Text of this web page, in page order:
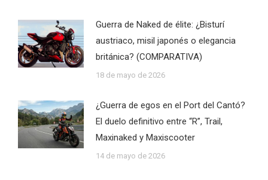
Guerra de Naked de élite: ¿Bisturí
austriaco, misil japonés o elegancia
británica? (COMPARATIVA)
18 de mayo de 2026
¿Guerra de egos en el Port del Cantó?
El duelo definitivo entre “R”, Trail,
Maxinaked y Maxiscooter
14 de mayo de 2026